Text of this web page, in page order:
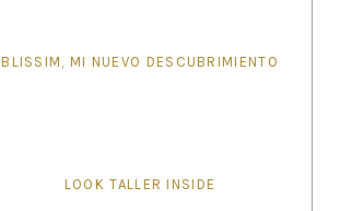
BLISSIM, MI NUEVO DESCUBRIMIENTO
LOOK TALLER INSIDE